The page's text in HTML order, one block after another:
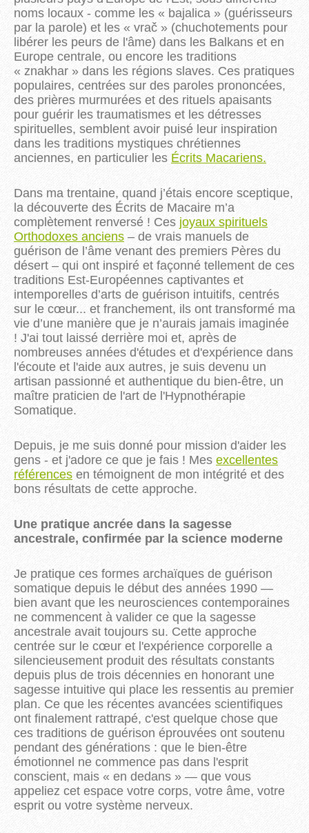
noms locaux - comme les « bajalica » (guérisseurs
par la parole) et les « vrač » (chuchotements pour
libérer les peurs de l'âme) dans les Balkans et en
Europe centrale, ou encore les traditions
« znakhar » dans les régions slaves. Ces pratiques
populaires, centrées sur des paroles prononcées,
des prières murmurées et des rituels apaisants
pour guérir les traumatismes et les détresses
spirituelles, semblent avoir puisé leur inspiration
dans les traditions mystiques chrétiennes
anciennes, en particulier les Écrits Macariens.
Dans ma trentaine, quand j’étais encore sceptique,
la découverte des Écrits de Macaire m’a
complètement renversé ! Ces joyaux spirituels
Orthodoxes anciens – de vrais manuels de
guérison de l’âme venant des premiers Pères du
désert – qui ont inspiré et façonné tellement de ces
traditions Est-Européennes captivantes et
intemporelles d’arts de guérison intuitifs, centrés
sur le cœur... et franchement, ils ont transformé ma
vie d’une manière que je n’aurais jamais imaginée
! J'ai tout laissé derrière moi et, après de
nombreuses années d'études et d'expérience dans
l'écoute et l'aide aux autres, je suis devenu un
artisan passionné et authentique du bien-être, un
maître praticien de l'art de l'Hypnothérapie
Somatique.
Depuis, je me suis donné pour mission d'aider les
gens - et j'adore ce que je fais ! Mes excellentes
références en témoignent de mon intégrité et des
bons résultats de cette approche.
Une pratique ancrée dans la sagesse
ancestrale, confirmée par la science moderne
Je pratique ces formes archaïques de guérison
somatique depuis le début des années 1990 —
bien avant que les neurosciences contemporaines
ne commencent à valider ce que la sagesse
ancestrale avait toujours su. Cette approche
centrée sur le cœur et l'expérience corporelle a
silencieusement produit des résultats constants
depuis plus de trois décennies en honorant une
sagesse intuitive qui place les ressentis au premier
plan. Ce que les récentes avancées scientifiques
ont finalement rattrapé, c'est quelque chose que
ces traditions de guérison éprouvées ont soutenu
pendant des générations : que le bien-être
émotionnel ne commence pas dans l'esprit
conscient, mais « en dedans » — que vous
appeliez cet espace votre corps, votre âme, votre
esprit ou votre système nerveux.